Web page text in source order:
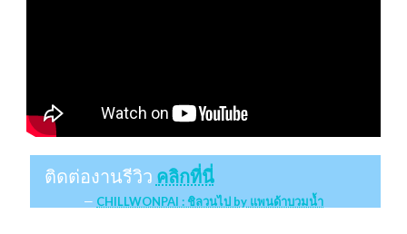
ติดต่องานรีวิว คลิกที่นี่
CHILLWONPAI : ชิลวนไป by แพนด้าบวมน้ำ